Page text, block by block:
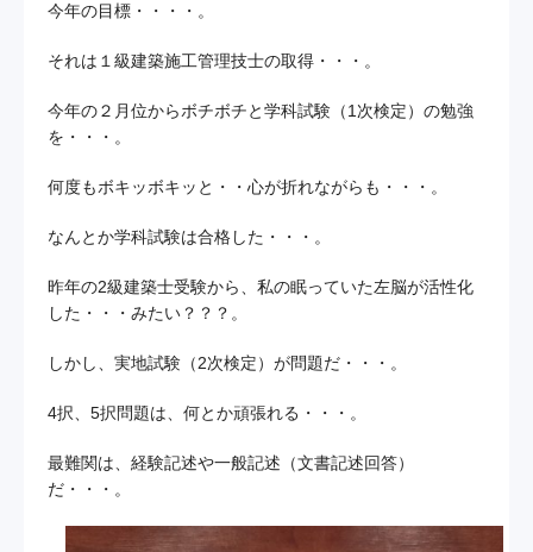
今年の目標・・・・。
それは１級建築施工管理技士の取得・・・。
今年の２月位からボチボチと学科試験（1次検定）の勉強
を・・・。
何度もボキッボキッと・・心が折れながらも・・・。
なんとか学科試験は合格した・・・。
昨年の2級建築士受験から、私の眠っていた左脳が活性化
した・・・みたい？？？。
しかし、実地試験（2次検定）が問題だ・・・。
4択、5択問題は、何とか頑張れる・・・。
最難関は、経験記述や一般記述（文書記述回答）
だ・・・。
プライバシーポリシー